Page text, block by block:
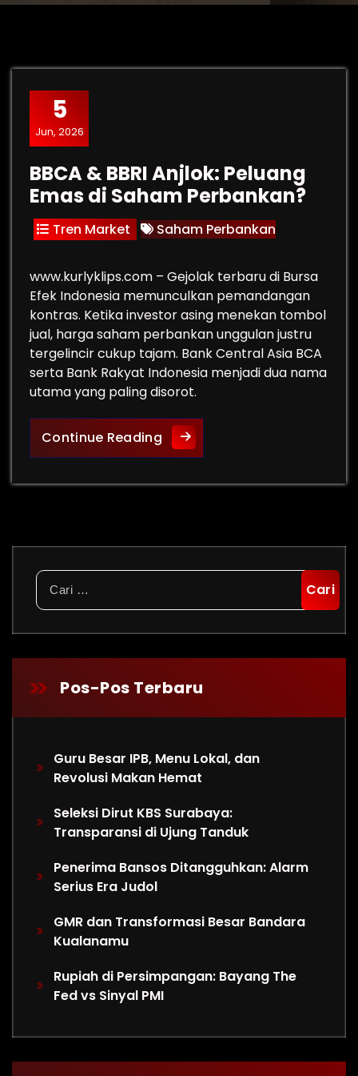
5
Jun, 2026
BBCA & BBRI Anjlok: Peluang
Emas di Saham Perbankan?
Tren Market Saham Perbankan
www.kurlyklips.com – Gejolak terbaru di Bursa
Efek Indonesia memunculkan pemandangan
kontras. Ketika investor asing menekan tombol
jual, harga saham perbankan unggulan justru
tergelincir cukup tajam. Bank Central Asia BCA
serta Bank Rakyat Indonesia menjadi dua nama
utama yang paling disorot.
Continue ReadingBBCA & BBRI Anjlok:
Cari
untuk:
Pos-Pos Terbaru
Guru Besar IPB, Menu Lokal, dan
Revolusi Makan Hemat
Seleksi Dirut KBS Surabaya:
Transparansi di Ujung Tanduk
Penerima Bansos Ditangguhkan: Alarm
Serius Era Judol
GMR dan Transformasi Besar Bandara
Kualanamu
Rupiah di Persimpangan: Bayang The
Fed vs Sinyal PMI